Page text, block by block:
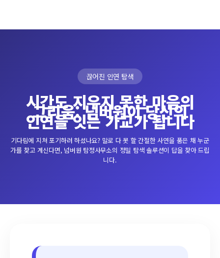
끊어진 인연 탐색
시간도 지우지 못한 마음의
그리움: 넘버원이 당신의
인연을 잇는 가교가 됩니다
기다림에 지쳐 포기하려 하셨나요? 말로 다 못 할 간절한 사연을 품은 채 누군
가를 찾고 계신다면, 넘버원 탐정사무소의 정밀 탐색 솔루션이 답을 찾아 드립
니다.